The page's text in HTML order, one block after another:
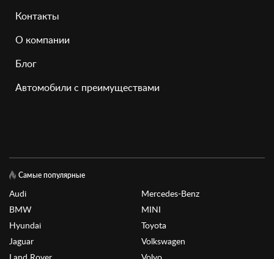
Контакты
О компании
Блог
Автомобили с преимуществами
Самые популярные
Audi
BMW
Hyundai
Jaguar
Mercedes-Benz
MINI
Toyota
Volkswagen